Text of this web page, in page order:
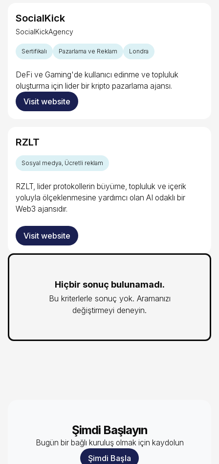
SocialKick
SocialKickAgency
Sertifikalı Pazarlama ve Reklam Londra
DeFi ve Gaming'de kullanıcı edinme ve topluluk
oluşturma için lider bir kripto pazarlama ajansı.
Visit website
RZLT
Sosyal medya, Ücretli reklam
RZLT, lider protokollerin büyüme, topluluk ve içerik
yoluyla ölçeklenmesine yardımcı olan AI odaklı bir
Web3 ajansıdır.
Visit website
Hiçbir sonuç bulunamadı.
Bu kriterlerle sonuç yok. Aramanızı
değiştirmeyi deneyin.
Şimdi Başlayın
Bugün bir bağlı kuruluş olmak için kaydolun
Şimdi Başla